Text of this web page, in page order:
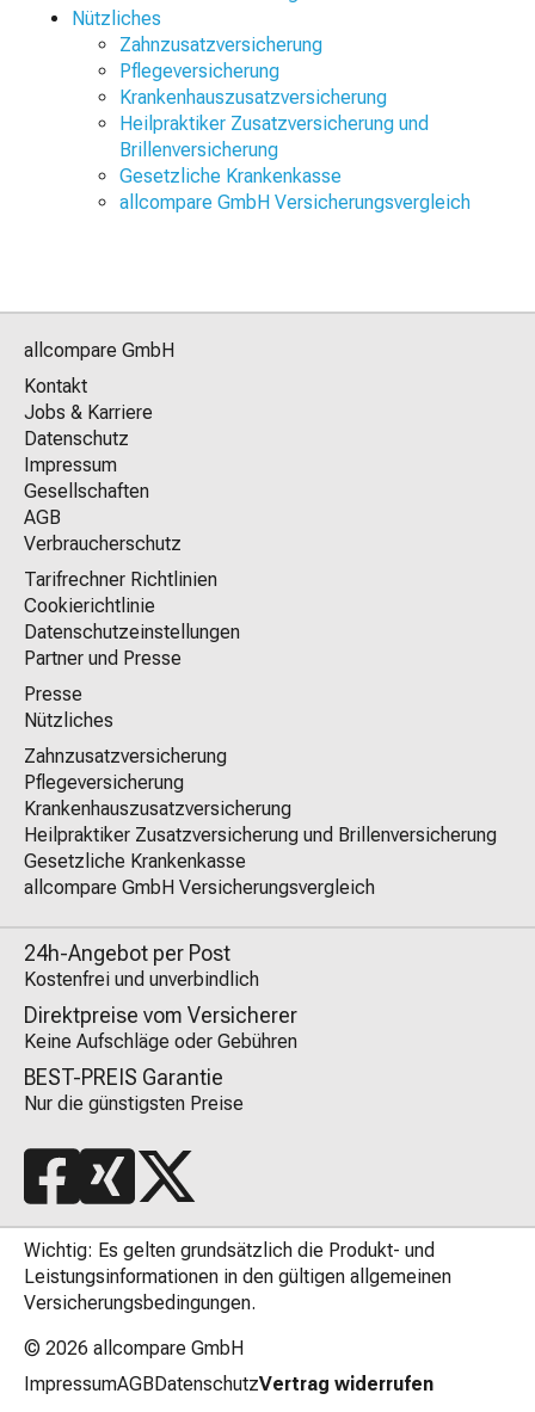
Nützliches
Zahnzusatzversicherung
Pflegeversicherung
Krankenhauszusatzversicherung
Heilpraktiker Zusatzversicherung und
Brillenversicherung
Gesetzliche Krankenkasse
allcompare GmbH Versicherungsvergleich
allcompare GmbH
Kontakt
Jobs & Karriere
Datenschutz
Impressum
Gesellschaften
AGB
Verbraucherschutz
Tarifrechner Richtlinien
Cookierichtlinie
Datenschutzeinstellungen
Partner und Presse
Presse
Nützliches
Zahnzusatzversicherung
Pflegeversicherung
Krankenhauszusatzversicherung
Heilpraktiker Zusatzversicherung und Brillenversicherung
Gesetzliche Krankenkasse
allcompare GmbH Versicherungsvergleich
24h-Angebot per Post
Kostenfrei und unverbindlich
Direktpreise vom Versicherer
Keine Aufschläge oder Gebühren
BEST-PREIS Garantie
Nur die günstigsten Preise
Wichtig: Es gelten grundsätzlich die Produkt- und
Leistungsinformationen in den gültigen allgemeinen
Versicherungsbedingungen.
© 2026 allcompare GmbH
ImpressumAGB DatenschutzVertrag widerrufen